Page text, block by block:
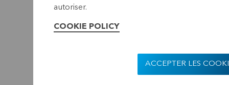
autoriser.
COOKIE POLICY
ACCEPTER LES